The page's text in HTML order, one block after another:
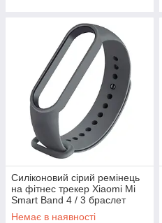
Силіконовий сірий ремінець
на фітнес трекер Xiaomi Mi
Smart Band 4 / 3 браслет
аксесуар заміна
Немає в наявності